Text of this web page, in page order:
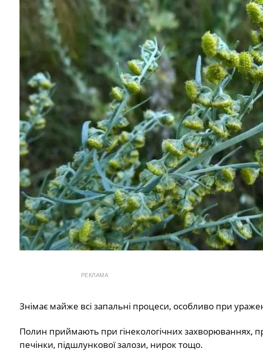
РЕКЛАМА
Знімає майже всі запальні процеси, особливо при
Полин приймають при гінекологічних захворюваннях,
печінки, підшлункової залози, нирок тощо.